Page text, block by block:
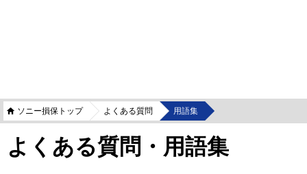
ソニー損保トップ よくある質問 用語集
よくある質問・用語集